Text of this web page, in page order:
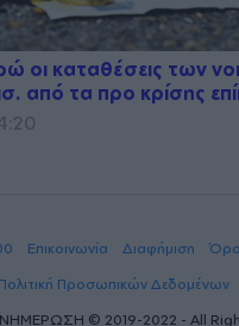
οι καταθέσεις των
από τα προ κρίσης
Επικοινωνία Διαφήμιση
Πολιτική Προσωπικών Δεδομένων
© 2019-2022 - All